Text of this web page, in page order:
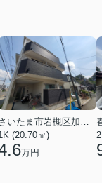
さいたま市岩槻区加倉１丁目
(20.70㎡)
万円